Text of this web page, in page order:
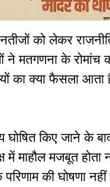
को लेकर
मतगणना के रोमांच
का क्या फैसला
घोषित किए जाने के
में माहौल मजबूत
की घोषणा